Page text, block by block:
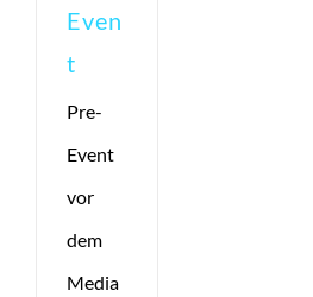
Even
t
Pre-
Event
vor
dem
Media